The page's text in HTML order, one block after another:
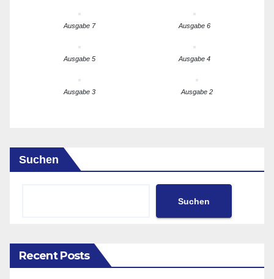
Ausgabe 7 Ausgabe 6
Ausgabe 5 Ausgabe 4
Ausgabe 3 Ausgabe 2
Suchen
Suchen
Recent Posts